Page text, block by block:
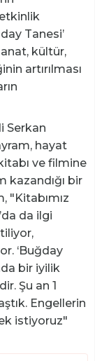
Tanesi’
kültür,
artırılması
Serkan
hayat
ve filmine
kazandığı bir
"Kitabımız
da ilgi
‘Buğday
bir iyilik
Şu an 1
Engellerin
istiyoruz"